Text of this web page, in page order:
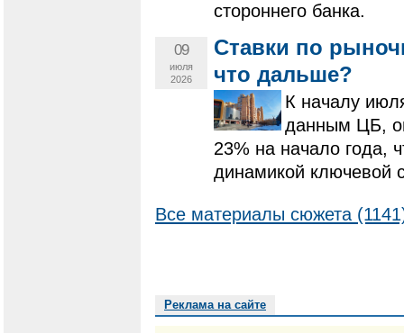
стороннего банка.
09
июля
2026
Ставки по
что дальше?
К началу
данным ЦБ,
23% на начало года,
динамикой ключевой
Все материалы сюжета
Реклама на сайте